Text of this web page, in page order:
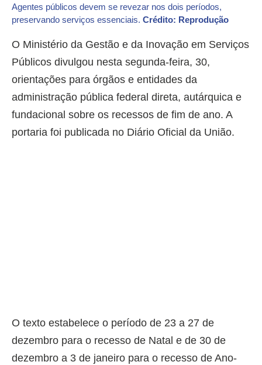
Agentes públicos devem se revezar nos dois períodos,
preservando serviços essenciais. Crédito: Reprodução
O Ministério da Gestão e da Inovação em Serviços
Públicos divulgou nesta segunda-feira, 30,
orientações para órgãos e entidades da
administração pública federal direta, autárquica e
fundacional sobre os recessos de fim de ano. A
portaria foi publicada no Diário Oficial da União.
O texto estabelece o período de 23 a 27 de
dezembro para o recesso de Natal e de 30 de
dezembro a 3 de janeiro para o recesso de Ano-